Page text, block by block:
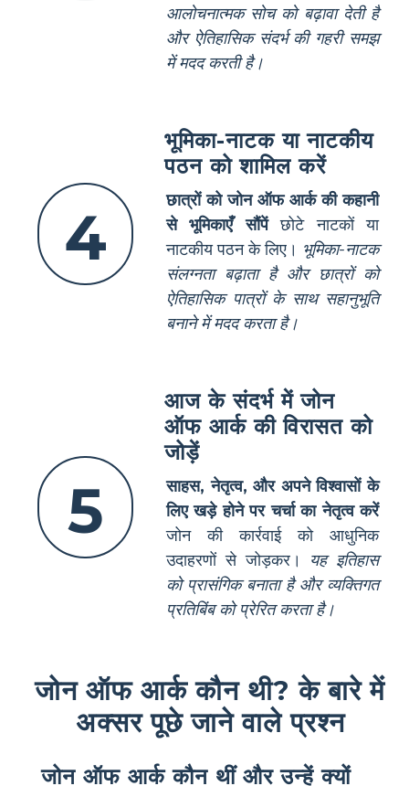
आलोचनात्मक सोच को बढ़ावा देती है
और ऐतिहासिक संदर्भ की गहरी समझ
में मदद करती है।
4
भूमिका-नाटक या नाटकीय
पठन को शामिल करें
छात्रों को जोन ऑफ आर्क की कहानी
से भूमिकाएँ सौंपेंछोटे नाटकों या
नाटकीय पठन के लिए। भूमिका-नाटक
संलग्नता बढ़ाता है और छात्रों को
ऐतिहासिक पात्रों के साथ सहानुभूति
बनाने में मदद करता है।
5
आज के संदर्भ में जोन
ऑफ आर्क की विरासत को
जोड़ें
साहस, नेतृत्व, और अपने विश्वासों के
लिए खड़े होने पर चर्चा का नेतृत्व करें
जोन की कार्रवाई को आधुनिक
उदाहरणों से जोड़कर।
यह इतिहास
को प्रासंगिक बनाता है और व्यक्तिगत
प्रतिबिंब को प्रेरित करता है।
जोन ऑफ आर्क कौन थी? के बारे में
अक्सर पूछे जाने वाले प्रश्न
जोन ऑफ आर्क कौन थीं और उन्हें क्यों